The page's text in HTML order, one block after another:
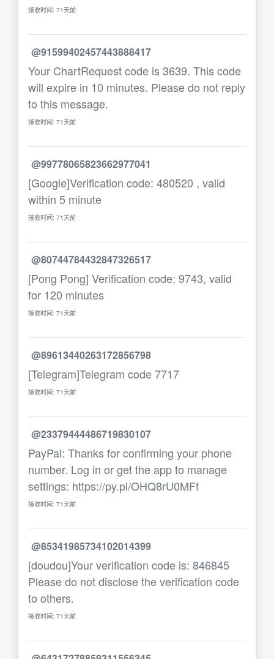
接收时间: 71天前
@91599402457443888417
Your ChartRequest code is 3639. This code
will expire in 10 minutes. Please do not reply
to this message.
接收时间: 71天前
@99778065823662977041
[Google]Verification code: 480520 , valid
within 5 minute
接收时间: 71天前
@80744784432847326517
[Pong Pong] Verification code: 9743, valid
for 120 minutes
接收时间: 71天前
@89613440263172856798
[Telegram]Telegram code 7717
接收时间: 71天前
@23379444486719830107
PayPal: Thanks for confirming your phone
number. Log in or get the app to manage
settings: https://py.pl/OHQ8rU0MFf
接收时间: 71天前
@85341985734102014399
[doudou]Your verification code is: 846845
Please do not disclose the verification code
to others.
接收时间: 71天前